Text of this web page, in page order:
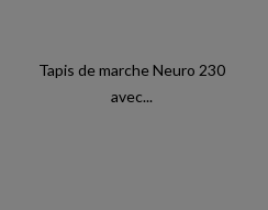
Tapis de marche Neuro 230
avec...